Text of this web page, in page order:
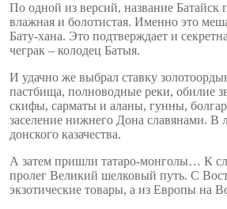
По одной из версий, название Батайск
влажная и болотистая. Именно это
Бату-хана. Это подтверждает и
чеграк – колодец Батыя.
И удачно же выбрал ставку
пастбища, полноводные реки, обилие
скифы, сарматы и аланы, гунны,
заселение нижнего Дона славянами. В
донского казачества.
А затем пришли татаро-монголы… К
пролег Великий шелковый путь. С
экзотические товары, а из Европы на